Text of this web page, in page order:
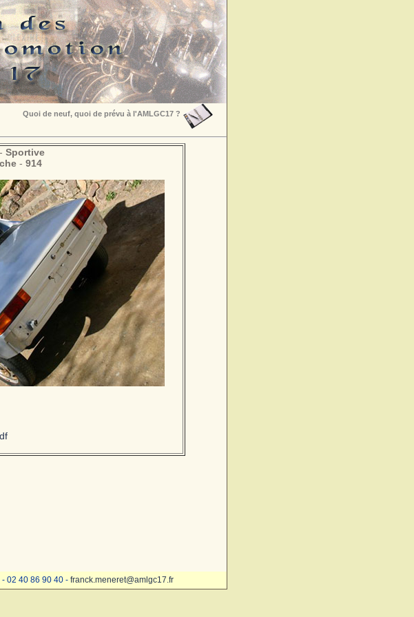
Quoi de neuf, quoi de prévu à l'AMLGC17 ?
- Sportive
- 914
02 40 86 90 40 - franck.meneret@amlgc17.fr